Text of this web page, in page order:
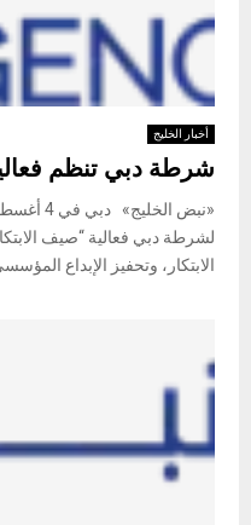
أخبار الخليج
شرطة دبي تنظم
«نبض
لشرطة دبي فعالية “صيف
الابتكار، وتحفيز الإبداع